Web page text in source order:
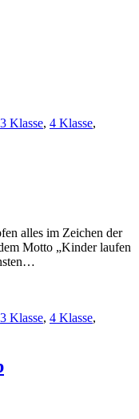
3 Klasse, 4 Klasse,
alles im Zeichen der
Motto „Kinder laufen
3 Klasse, 4 Klasse,